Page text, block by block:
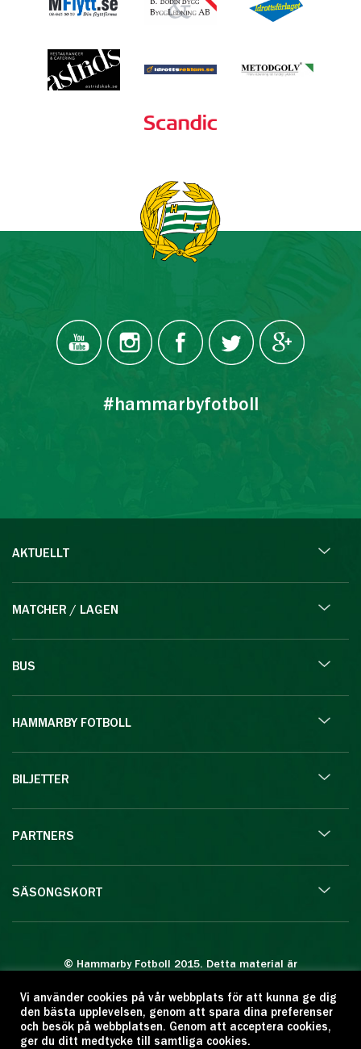
#hammarbyfotboll
AKTUELLT
MATCHER / LAGEN
BUS
HAMMARBY FOTBOLL
BILJETTER
PARTNERS
SÄSONGSKORT
© Hammarby Fotboll 2015. Detta material är
Eftertryck eller annan kopiering är förbjuden.
Citera oss gärna men ange källan:
www.hammarbyfotboll.se. Ansvarig utgivare:
Vi använder cookies på vår webbplats för att kunna ge dig
den bästa upplevelsen, genom att spara dina preferenser
och besök på webbplatsen. Genom att acceptera cookies,
ger du ditt medtycke till samtliga cookies.